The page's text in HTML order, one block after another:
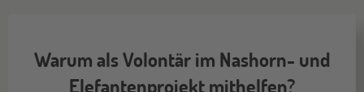
Warum als Volontär im Nashorn- und
Elefantenprojekt mithelfen?